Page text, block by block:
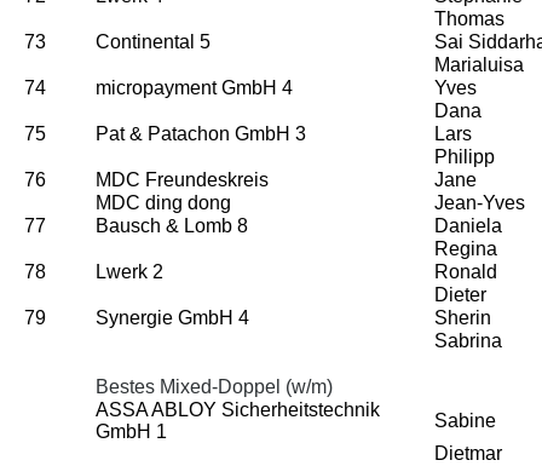
Thomas
73
Continental 5
Sai
Marialuisa
74
micropayment GmbH 4
Yves
Dana
75
Pat & Patachon GmbH 3
Lars
Philipp
76
MDC Freundeskreis
Jane
MDC ding dong
Jean-Yves
77
Bausch & Lomb 8
Daniela
Regina
78
Lwerk 2
Ronald
Dieter
79
Synergie GmbH 4
Sherin
Sabrina
Bestes Mixed-Doppel (w/m)
ASSA ABLOY Sicherheitstechnik
GmbH 1
Sabine
Dietmar